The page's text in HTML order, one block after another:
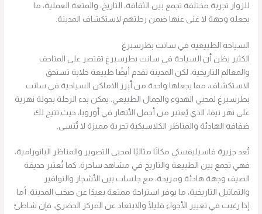
للزوار تجربة مختلفة تجمع بين الثقافة، التاريخ، والمتعة العملية، ما
يجعله وجهة لا غنى عنها ضمن رحلتهم لاستكشاف المدينة.
السياحة الطبيعية في سانت بطرسبرغ
الكثير يظن أن السياحة في سانت بطرسبرغ تقتصر على المتاحف
والمعالم التاريخية، لكن المدينة تقدم أيضًا طبيعة خلابة تستحق
الاستكشاف، مما يجعلها واحدة من أبرز الاماكن السياحية في سانت
بطرسبرغ لمحبي الهدوء والجمال الطبيعي. يمكن بدء الرحلة بجولة نهرية
على نهر نيفا، الذي يُعتبر من أجمل الأنهار في أوروبا، حيث تتيح لك
ضفافه الهادئة والمناظر الكلاسيكية تجربة مميزة لا تُنسى.
تُعد جزيرة فاسيليفسكي مكانًا مثاليًا لمحبي التصوير والمناظر البانورامية،
فهي تجمع بين الطبيعة والتاريخ في مشاهد ساحرة. كما تُعتبر حديقة
الصيف وجهة هادئة ومريحة، مع جلسات بين الأشجار والنوافير
والتماثيل التاريخية، ما يوفر استراحة ممتعة بعيدًا عن صخب المدينة. أما
إذا رغبت في تغيير الأجواء قليلًا والابتعاد عن المركز الحضري، فإن شاطئ